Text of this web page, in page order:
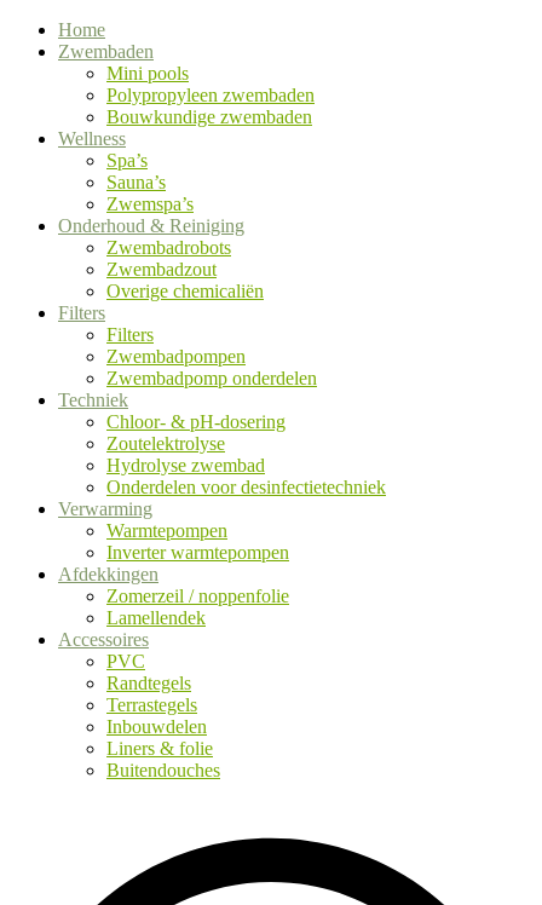
Home
Zwembaden
Mini pools
Polypropyleen zwembaden
Bouwkundige zwembaden
Wellness
Spa’s
Sauna’s
Zwemspa’s
Onderhoud & Reiniging
Zwembadrobots
Zwembadzout
Overige chemicaliën
Filters
Filters
Zwembadpompen
Zwembadpomp onderdelen
Techniek
Chloor- & pH-dosering
Zoutelektrolyse
Hydrolyse zwembad
Onderdelen voor desinfectietechniek
Verwarming
Warmtepompen
Inverter warmtepompen
Afdekkingen
Zomerzeil / noppenfolie
Lamellendek
Accessoires
PVC
Randtegels
Terrastegels
Inbouwdelen
Liners & folie
Buitendouches